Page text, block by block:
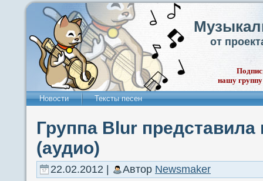
от
нашу
Новости Тексты песен
Группа Blur
(аудио)
22.02.2012 | Автор Newsmaker